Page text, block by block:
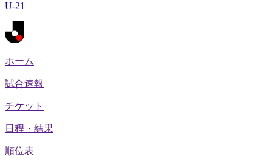
U-21
ホーム
試合速報
チケット
日程・結果
順位表